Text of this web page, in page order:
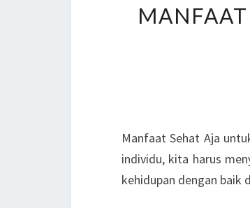
Manfaat Sehat Aja
individu, kita harus
kehidupan dengan baik